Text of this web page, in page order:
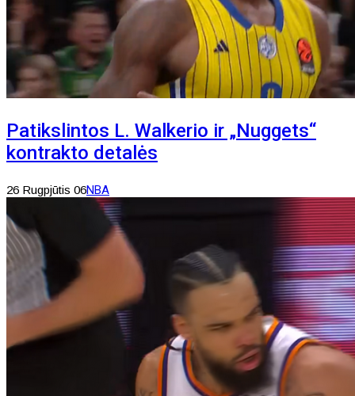
Patikslintos L. Walkerio ir „Nuggets“
kontrakto detalės
26 Rugpjūtis 06NBA